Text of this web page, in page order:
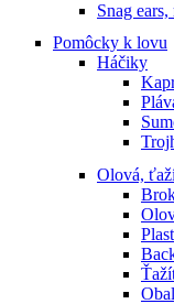
Snag
Pomôcky k lovu
Háčiky
Olová,